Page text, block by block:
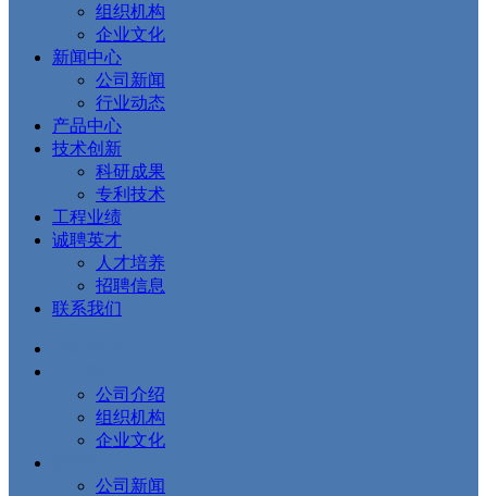
组织机构
企业文化
新闻中心
公司新闻
行业动态
产品中心
技术创新
科研成果
专利技术
工程业绩
诚聘英才
人才培养
招聘信息
联系我们
公司介绍
组织机构
企业文化
公司新闻